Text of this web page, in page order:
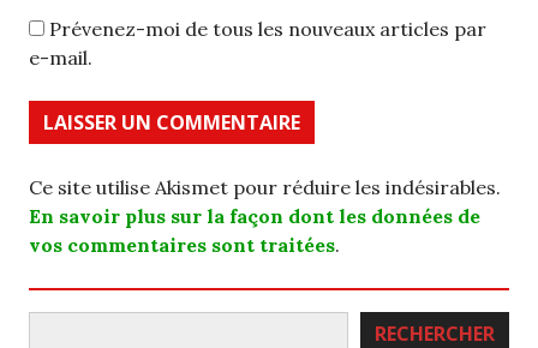
Prévenez-moi de tous les nouveaux articles par
e-mail.
Ce site utilise Akismet pour réduire les indésirables.
En savoir plus sur la façon dont les données de
vos commentaires sont traitées.
Rechercher RECHERCHER